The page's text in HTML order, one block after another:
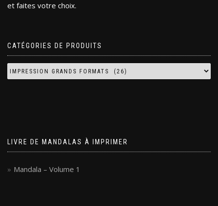
et faites votre choix.
CATÉGORIES DE PRODUITS
LIVRE DE MANDALAS À IMPRIMER
Mandala – Volume 1